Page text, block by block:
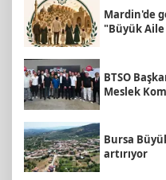
Mardin'de
"Büyük
BTSO
Meslek
Bursa
artırıyor